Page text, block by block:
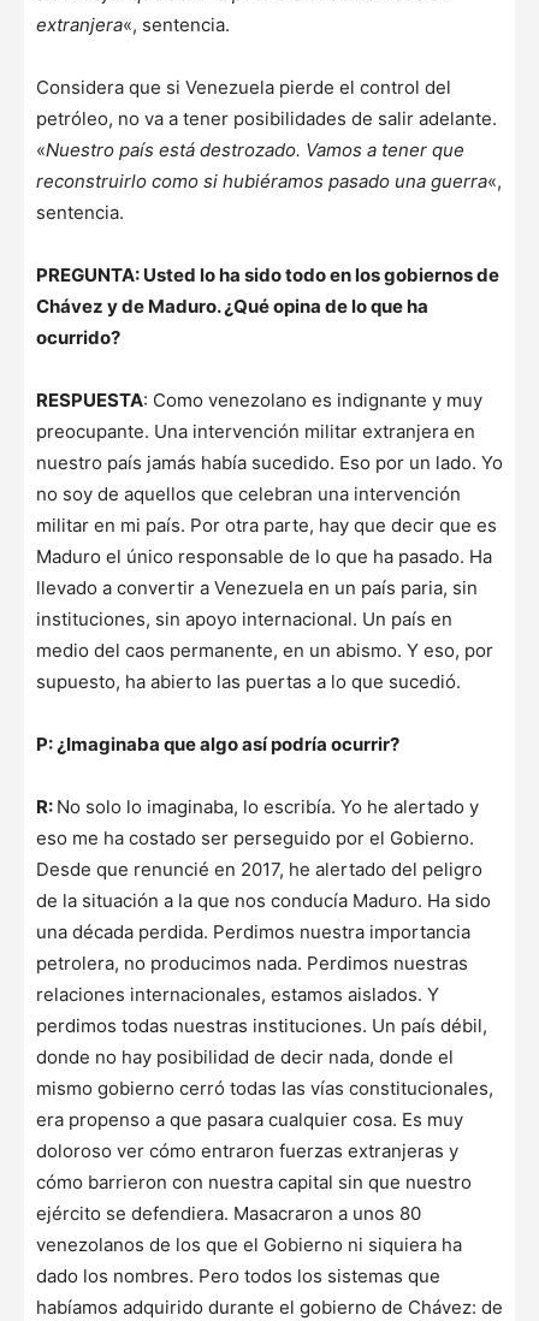
extranjera«, sentencia.
Considera que si Venezuela pierde el control del
petróleo, no va a tener posibilidades de salir adelante.
«Nuestro país está destrozado. Vamos a tener que
reconstruirlo como si hubiéramos pasado una guerra«,
sentencia.
PREGUNTA: Usted lo ha sido todo en los gobiernos de
Chávez y de Maduro. ¿Qué opina de lo que ha
ocurrido?
RESPUESTA: Como venezolano es indignante y muy
preocupante. Una intervención militar extranjera en
nuestro país jamás había sucedido. Eso por un lado. Yo
no soy de aquellos que celebran una intervención
militar en mi país. Por otra parte, hay que decir que es
Maduro el único responsable de lo que ha pasado. Ha
llevado a convertir a Venezuela en un país paria, sin
instituciones, sin apoyo internacional. Un país en
medio del caos permanente, en un abismo. Y eso, por
supuesto, ha abierto las puertas a lo que sucedió.
P: ¿Imaginaba que algo así podría ocurrir?
R: No solo lo imaginaba, lo escribía. Yo he alertado y
eso me ha costado ser perseguido por el Gobierno.
Desde que renuncié en 2017, he alertado del peligro
de la situación a la que nos conducía Maduro. Ha sido
una década perdida. Perdimos nuestra importancia
petrolera, no producimos nada. Perdimos nuestras
relaciones internacionales, estamos aislados. Y
perdimos todas nuestras instituciones. Un país débil,
donde no hay posibilidad de decir nada, donde el
mismo gobierno cerró todas las vías constitucionales,
era propenso a que pasara cualquier cosa. Es muy
doloroso ver cómo entraron fuerzas extranjeras y
cómo barrieron con nuestra capital sin que nuestro
ejército se defendiera. Masacraron a unos 80
venezolanos de los que el Gobierno ni siquiera ha
dado los nombres. Pero todos los sistemas que
habíamos adquirido durante el gobierno de Chávez: de